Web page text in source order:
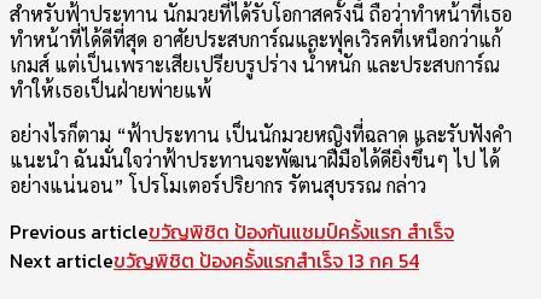
สำหรับฟ้าประทาน นักมวยที่ได้รับโอกาสครั้งนี้ ถือว่าทำหน้าที่เธอ
ทำหน้าที่ได้ดีที่สุด อาศัยประสบการ์ณและฟุคเวิรคที่เหนือกว่าแก้
เกมส์ แต่เป็นเพราะเสียเปรียบรูปร่าง น้ำหนัก และประสบการ์ณ
ทำให้เธอเป็นฝ่ายพ่ายแพ้
อย่างไรก็ตาม “ฟ้าประทาน เป็นนักมวยหญิงที่ฉลาด และรับฟังคำ
แนะนำ ฉันมั่นใจว่าฟ้าประทานจะพัฒนาฝืมือได้ดียิ่งขึ้นๆ ไป ได้
อย่างแน่นอน” โปรโมเตอร์ปริยากร รัตนสุบรรณ กล่าว
Previous articleขวัญพิชิต ป้องกันแชมป์ครั้งแรก สำเร็จ
Next articleขวัญพิชิต ป้องครั้งแรกสำเร็จ 13 กค 54